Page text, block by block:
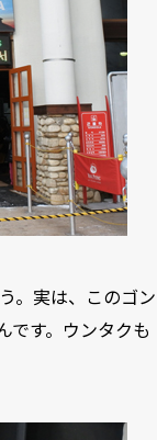
。実は、このゴン
です。ウンタクも